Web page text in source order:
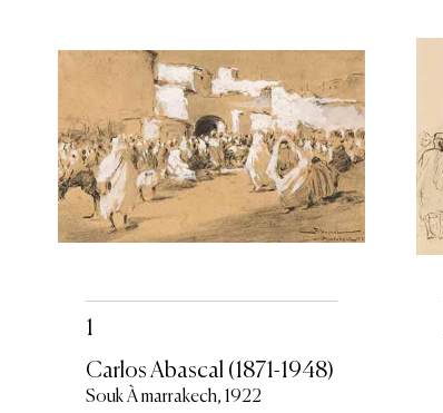
1
Carlos Abascal (1871-1948)
Souk À marrakech, 1922